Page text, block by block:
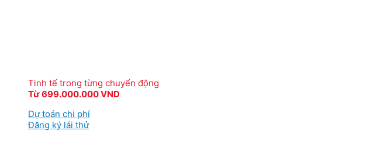
Tinh tế trong từng chuyển động
Từ 699.000.000 VND
Dự toán chi phí
Đăng ký lái thử